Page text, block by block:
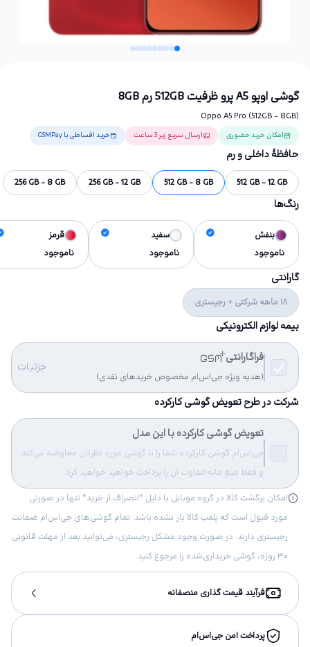
گوشی اوپو A5 پرو ظرفیت 512GB رم 8GB
Oppo A5 Pro (512GB - 8GB)
امکان خرید حضوری ارسال سریع زیر 3 ساعت خرید اقساطی با GSMPay
حافظهٔ داخلی و رم
512 GB - 12 GB
512 GB - 8 GB
256 GB - 12 GB
256 GB - 8 GB
رنگ‌ها
بنفش
ناموجود
سفید
ناموجود
قرمز
ناموجود
گارانتی
18 ماهه شرکتی + رجیستری
بیمه لوازم الکترونیکی
فراگارانتی
(هدیه ویژه جی‌اس‌ام مخصوص خریدهای نقدی)
جزئیات
شرکت در طرح تعویض گوشی کارکرده
تعویض گوشی کارکرده با این مدل
جی‌اس‌ام گوشی کارکرده شما را با گوشی مورد نظرتان معاوضه می‌کند
و فقط مبلغ مابه‌التفاوت آن را پرداخت خواهید خواهید کرد.
امکان برگشت کالا در گروه موبایل با دلیل “انصراف از خرید“ تنها در صورتی
مورد قبول است که پلمب کالا باز نشده باشد. تمام گوشی‌های جی‌اس‌ام ضمانت
رجیستری دارند. در صورت وجود مشکل رجیستری، می‌توانید بعد از مهلت قانونی
۳۰ روزه، گوشی خریداری‌شده را مرجوع کنید.
فرآیند قیمت گذاری منصفانه
پرداخت امن جی‌اس‌ام